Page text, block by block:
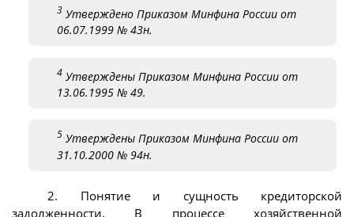
3 Утверждено Приказом Минфина России от
06.07.1999 № 43н.
4 Утверждены Приказом Минфина России от
13.06.1995 № 49.
5 Утверждены Приказом Минфина России от
31.10.2000 № 94н.
2. Понятие и сущность кредиторской
задолженности. В процессе хозяйственной